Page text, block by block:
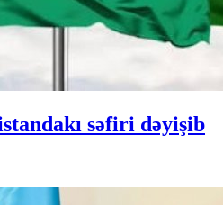
səfiri dəyişib